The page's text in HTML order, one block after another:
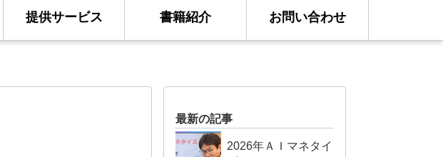
提供サービス 書籍紹介 お問い合わせ
最新の記事
2026年ＡＩマネタイ